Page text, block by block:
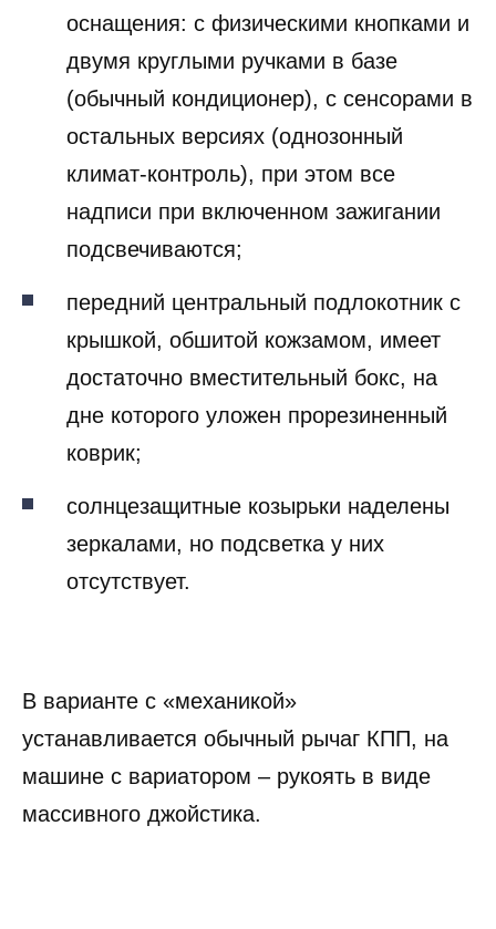
оснащения: с физическими кнопками и
двумя круглыми ручками в базе
(обычный кондиционер), с сенсорами в
остальных версиях (однозонный
климат-контроль), при этом все
надписи при включенном зажигании
подсвечиваются;
передний центральный подлокотник с
крышкой, обшитой кожзамом, имеет
достаточно вместительный бокс, на
дне которого уложен прорезиненный
коврик;
солнцезащитные козырьки наделены
зеркалами, но подсветка у них
отсутствует.
В варианте с «механикой»
устанавливается обычный рычаг КПП, на
машине с вариатором – рукоять в виде
массивного джойстика.